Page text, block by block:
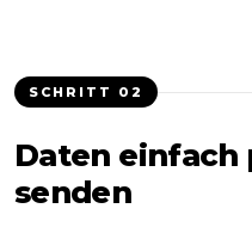
SCHRITT 02
Daten einfach
senden